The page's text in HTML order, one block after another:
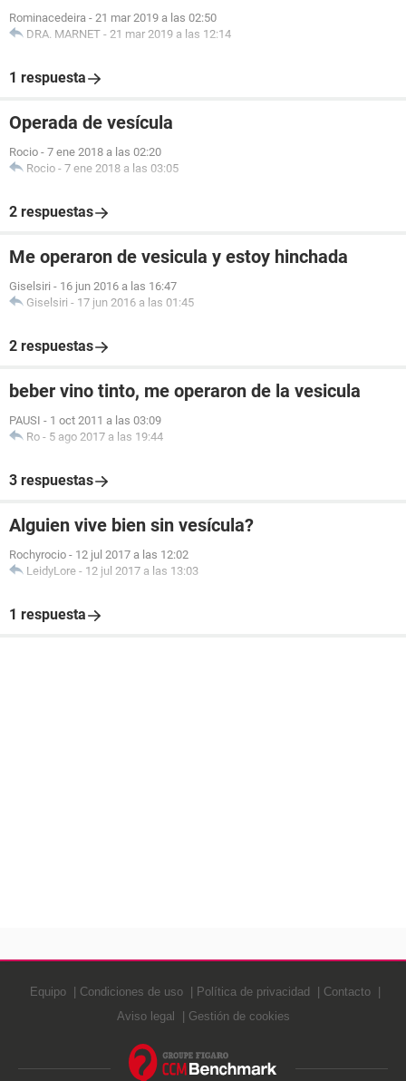
Rominacedeira - 21 mar 2019 a las 02:50
DRA. MARNET - 21 mar 2019 a las 12:14
1 respuesta
Operada de vesícula
Rocio - 7 ene 2018 a las 02:20
Rocio - 7 ene 2018 a las 03:05
2 respuestas
Me operaron de vesicula y estoy hinchada
Giselsiri - 16 jun 2016 a las 16:47
Giselsiri - 17 jun 2016 a las 01:45
2 respuestas
beber vino tinto, me operaron de la vesicula
PAUSI - 1 oct 2011 a las 03:09
Ro - 5 ago 2017 a las 19:44
3 respuestas
Alguien vive bien sin vesícula?
Rochyrocio - 12 jul 2017 a las 12:02
LeidyLore - 12 jul 2017 a las 13:03
1 respuesta
Equipo Condiciones de uso Política de privacidad
Contacto
Aviso legal
Gestión de cookies